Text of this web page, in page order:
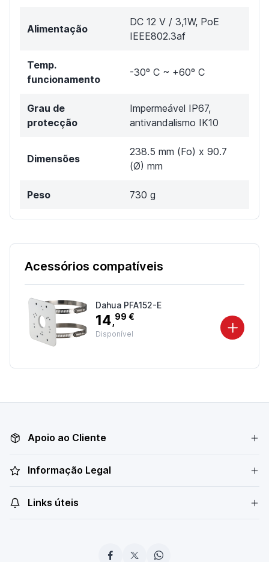
Alimentação
DC 12 V / 3,1W, PoE
IEEE802.3af
Temp.
funcionamento
-30º C ~ +60º C
Grau de
protecção
Impermeável IP67,
antivandalismo IK10
Dimensões
238.5 mm (Fo) x 90.7
(Ø) mm
Peso 730 g
Acessórios compatíveis
Dahua PFA152-E
14,99 €
Disponível
Apoio ao Cliente
Informação Legal
Links úteis